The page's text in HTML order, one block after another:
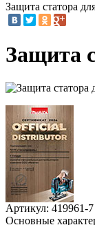
Защита статора
Защита
Артикул: 419961-7
Основные